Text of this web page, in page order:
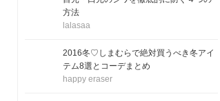
方法
lalasaa
2016冬♡しまむらで絶対買うべき冬アイ
テム8選とコーデまとめ
happy eraser